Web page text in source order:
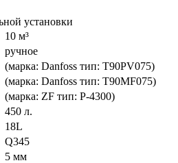
установки
10 м³
ручное
(марка: Danfoss тип: T90PV075)
(марка: Danfoss тип: T90MF075)
(марка: ZF тип: P-4300)
450 л.
18L
Q345
5 мм